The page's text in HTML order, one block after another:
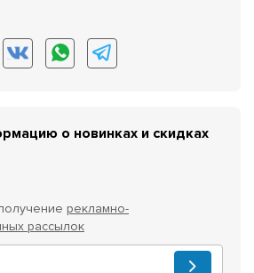
о новинках и скидках
рекламно-
рассылок